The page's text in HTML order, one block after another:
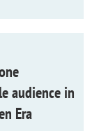
audience in
Era